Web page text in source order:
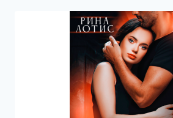
ЕКАТЕРИНА
НОСКОВА